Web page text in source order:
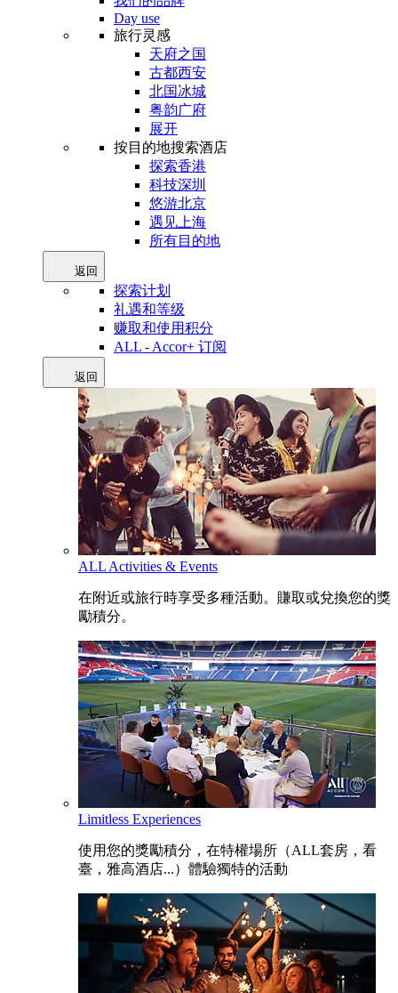
Day use
旅行灵感
天府之国
古都西安
北国冰城
粤韵广府
展开
按目的地搜索酒店
探索香港
科技深圳
悠游北京
遇见上海
所有目的地
返回
探索计划
礼遇和等级
赚取和使用积分
ALL - Accor+ 订阅
返回
ALL Activities & Events
在附近或旅行時享受多種活動。賺取或兌換您的獎
勵積分。
Limitless Experiences
使用您的獎勵積分，在特權場所（ALL套房，看
臺，雅高酒店...）體驗獨特的活動